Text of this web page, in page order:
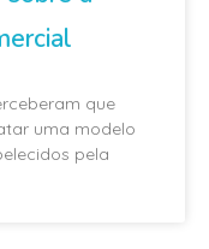
que
uma modelo
pela